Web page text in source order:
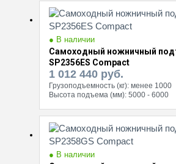
● В наличии
Самоходный ножничный
SP2356ES Compact
1 012 440 руб.
Грузоподъемность (кг): менее 1000
Высота подъема (мм): 5000 - 6000
● В наличии